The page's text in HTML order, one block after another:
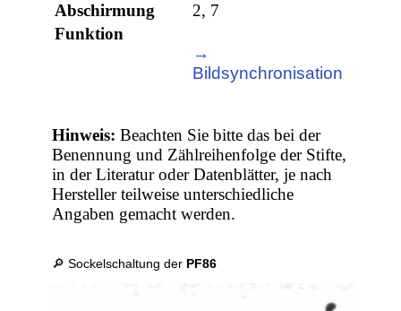
Abschirmung
2, 7
Funktion
→
Bildsynchronisation
Hinweis: Beachten Sie bitte das bei der
Benennung und Zählreihenfolge der Stifte,
in der Literatur oder Datenblätter, je nach
Hersteller teilweise unterschiedliche
Angaben gemacht werden.
🔎 Sockelschaltung der PF86